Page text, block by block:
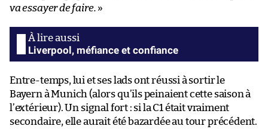
va essayer de faire. »
Liverpool, méfiance et confiance
Entre-temps, lui et ses lads ont réussi à sortir le
Bayern à Munich (alors qu’ils peinaient cette saison à
l’extérieur). Un signal fort : si la C1 était vraiment
secondaire, elle aurait été bazardée au tour précédent.